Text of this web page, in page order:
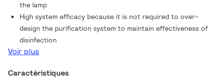
the lamp
High system efficacy because it is not required to over-
design the purification system to maintain effectiveness of
disinfection
Voir plus
Caractéristiques